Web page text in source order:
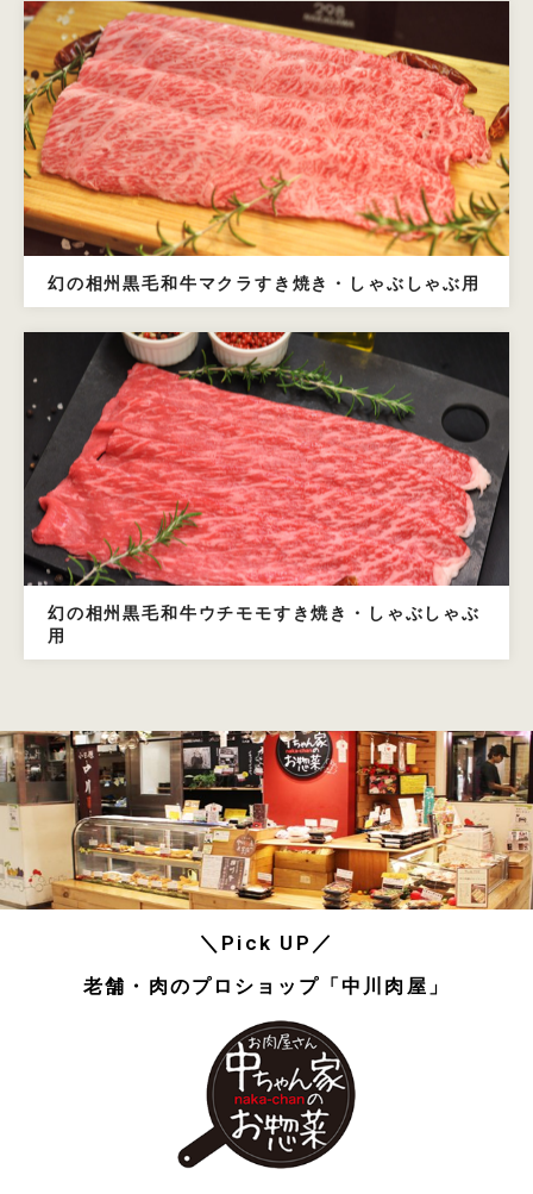
幻の相州黒毛和牛マクラすき焼き・しゃぶしゃぶ用
幻の相州黒毛和牛ウチモモすき焼き・しゃぶしゃぶ
用
＼Pick UP／
老舗・肉のプロショップ「中川肉屋」